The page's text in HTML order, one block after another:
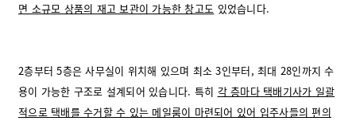
면 소규모 상품의 재고 보관이 가능한 창고도 있었습니다.
2층부터 5층은 사무실이 위치해 있으며 최소 3인부터, 최대 28인까지 수
용이 가능한 구조로 설계되어 있습니다. 특히 각 층마다 택배기사가 일괄
적으로 택배를 수거할 수 있는 메일룸이 마련되어 있어 입주사들의 편의